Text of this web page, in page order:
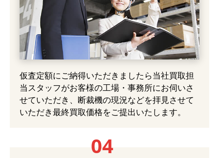
仮査定額にご納得いただきましたら当社買取担
当スタッフがお客様の工場・事務所にお伺いさ
せていただき、断裁機の現況などを拝見させて
いただき最終買取価格をご提出いたします。
04